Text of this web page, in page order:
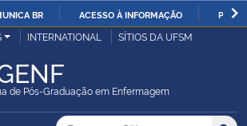
IR
BR ACESSO À INFORMAÇÃO
Pública
INTERNATIONAL SÍTIOS DA UFSM
de Pós-Graduação em Enfermagem